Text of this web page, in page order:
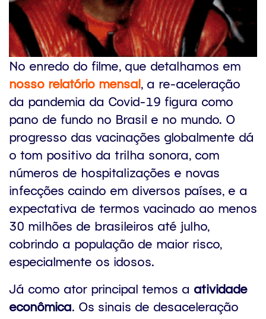
No enredo do filme, que detalhamos em
nosso relatório mensal, a re-aceleração
da pandemia da Covid-19 figura como
pano de fundo no Brasil e no mundo. O
progresso das vacinações globalmente dá
o tom positivo da trilha sonora, com
números de hospitalizações e novas
infecções caindo em diversos países, e a
expectativa de termos vacinado ao menos
30 milhões de brasileiros até julho,
cobrindo a população de maior risco,
especialmente os idosos.
Já como ator principal temos a atividade
econômica. Os sinais de desaceleração